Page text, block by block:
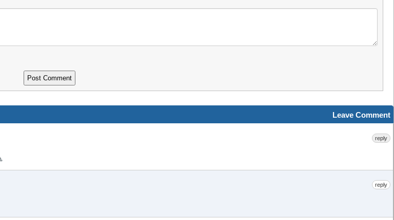
Leave Comment
reply
reply